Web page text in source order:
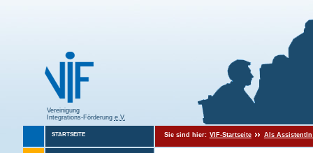
Vereinigung
Integrations-Förderung e.V.
STARTSEITE Sie sind hier: VIF-Startseite Als